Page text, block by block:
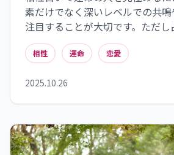
素だけでなく深いレベルでの共
注目することが大切です。ただ
視せず、実際の交流の中で相手と
見極める姿勢が重要。運命的な出
いの違いを尊重しながらコミュ
けることが鍵となります。
相性 運命 恋愛
2025.10.26